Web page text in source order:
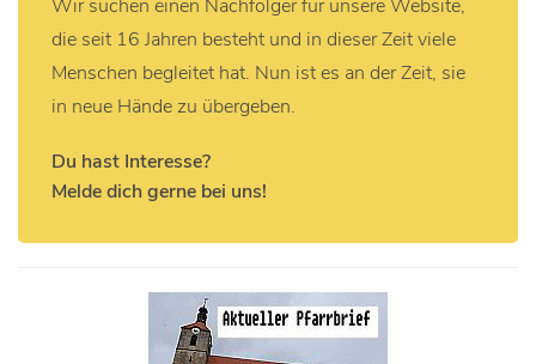
Wir suchen einen Nachfolger für unsere Website,
die seit 16 Jahren besteht und in dieser Zeit viele
Menschen begleitet hat. Nun ist es an der Zeit, sie
in neue Hände zu übergeben.
Du hast Interesse?
Melde dich gerne bei uns!